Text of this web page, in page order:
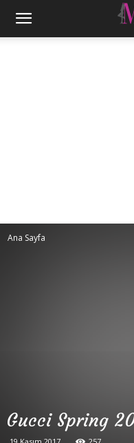
Ana Sayfa
Gucci Spring